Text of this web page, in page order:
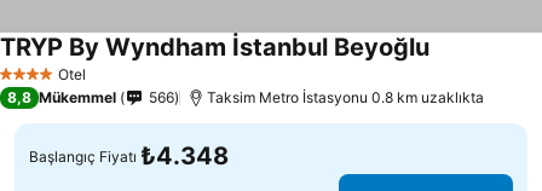
4 Yıldız Otel
TRYP By Wyndham İstanbul Beyoğlu
8,8 Mükemmel 566 Taksim Metro İstasyonu 0.8 km uzaklıkta
Başlangıç Fiyatı ₺4.348